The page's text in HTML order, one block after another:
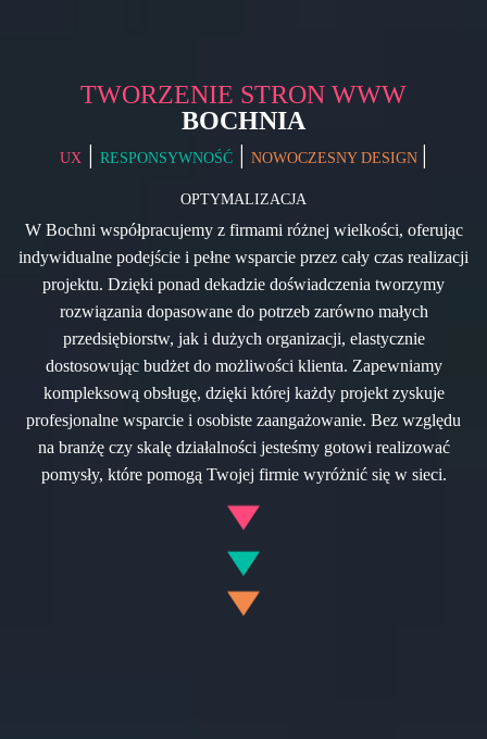
TWORZENIE STRON WWW
BOCHNIA
UX | RESPONSYWNOŚĆ | NOWOCZESNY DESIGN |
OPTYMALIZACJA
W Bochni współpracujemy z firmami różnej wielkości, oferując
indywidualne podejście i pełne wsparcie przez cały czas realizacji
projektu. Dzięki ponad dekadzie doświadczenia tworzymy
rozwiązania dopasowane do potrzeb zarówno małych
przedsiębiorstw, jak i dużych organizacji, elastycznie
dostosowując budżet do możliwości klienta. Zapewniamy
kompleksową obsługę, dzięki której każdy projekt zyskuje
profesjonalne wsparcie i osobiste zaangażowanie. Bez względu
na branżę czy skalę działalności jesteśmy gotowi realizować
pomysły, które pomogą Twojej firmie wyróżnić się w sieci.